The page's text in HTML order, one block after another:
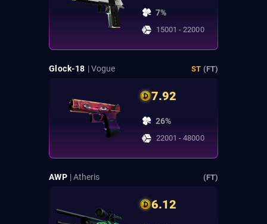
7%
15001 - 22000
Glock-18 | Vogue ST (FT)
7.92
26%
22001 - 48000
AWP | Atheris (FT)
6.12